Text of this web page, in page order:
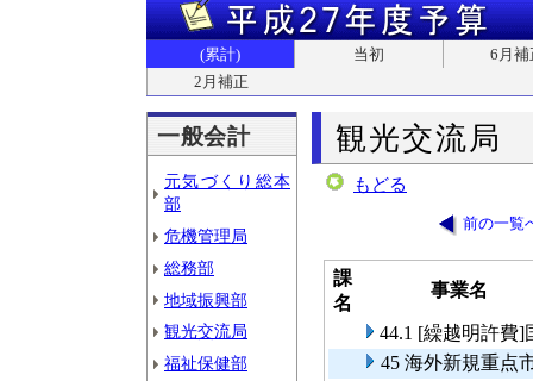
(累計) 当初
6月補
2月補正
一般会計
元気づくり総本
部
危機管理局
総務部
地域振興部
観光交流局
福祉保健部
観光交流局
もどる
前の一覧
課
名
事業名
44.1 [繰越明許費
45 海外新規重点